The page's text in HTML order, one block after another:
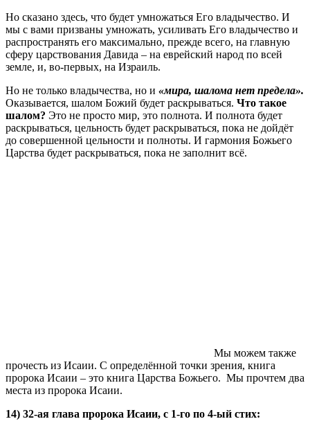
Но сказано здесь, что будет умножаться Его владычество. И
мы с вами призваны умножать, усиливать Его владычество и
распространять его максимально, прежде всего, на главную
сферу царствования Давида – на еврейский народ по всей
земле, и, во-первых, на Израиль.
Но не только владычества, но и «мира, шалома нет предела».
Оказывается, шалом Божий будет раскрываться. Что такое
шалом? Это не просто мир, это полнота. И полнота будет
раскрываться, цельность будет раскрываться, пока не дойдёт
до совершенной цельности и полноты. И гармония Божьего
Царства будет раскрываться, пока не заполнит всё.
Мы можем также
прочесть из Исаии. С определённой точки зрения, книга
пророка Исаии – это книга Царства Божьего. Мы прочтем два
места из пророка Исаии.
14) 32-ая глава пророка Исаии, с 1-го по 4-ый стих: